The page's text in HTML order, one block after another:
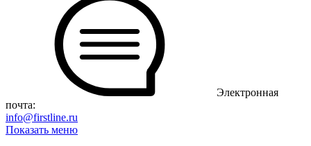
Электронная
почта:
info@firstline.ru
Показать меню